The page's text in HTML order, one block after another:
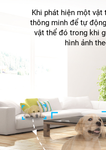
Khi phát hiện một vật
thông minh để tự
vật thể đó trong khi
hình ảnh